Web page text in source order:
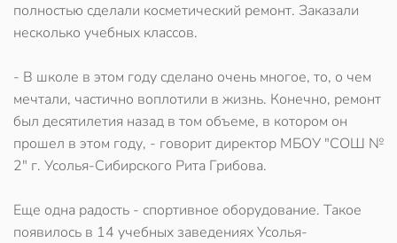
полностью сделали косметический ремонт. Заказали
несколько учебных классов.
- В школе в этом году сделано очень многое, то, о чем
мечтали, частично воплотили в жизнь. Конечно, ремонт
был десятилетия назад в том объеме, в котором он
прошел в этом году, - говорит директор МБОУ "СОШ №
2" г. Усолья-Сибирского Рита Грибова.
Еще одна радость - спортивное оборудование. Такое
появилось в 14 учебных заведениях Усолья-